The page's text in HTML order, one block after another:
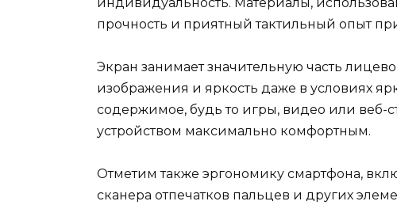
прочность и приятный тактильный опыт
Экран занимает значительную часть
изображения и яркость даже в условиях
содержимое, будь то игры, видео или веб-
устройством максимально комфортным.
Отметим также эргономику смартфона,
сканера отпечатков пальцев и других